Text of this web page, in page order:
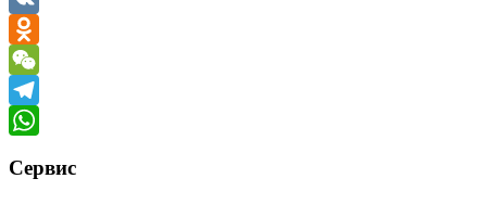
VK
Odnoklassniki
WeChat
Telegram
Сервис